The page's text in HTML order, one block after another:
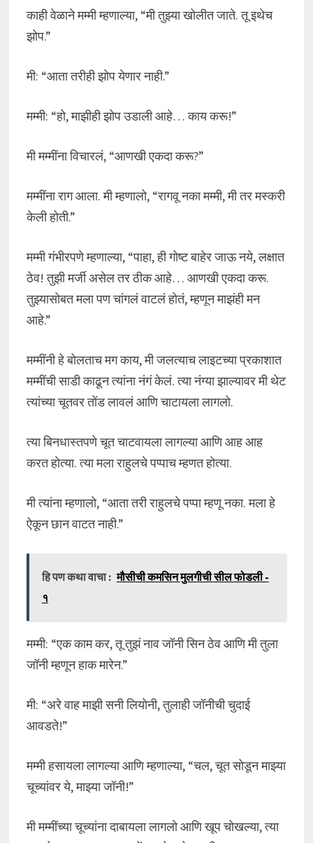
काही वेळाने मम्मी म्हणाल्या, “मी तुझ्या खोलीत जाते. तू इथेच
झोप.”
मी: “आता तरीही झोप येणार नाही.”
मम्मी: “हो, माझीही झोप उडाली आहे… काय करू!”
मी मम्मींना विचारलं, “आणखी एकदा करू?”
मम्मींना राग आला. मी म्हणालो, “रागवू नका मम्मी, मी तर मस्करी
केली होती.”
मम्मी गंभीरपणे म्हणाल्या, “पाहा, ही गोष्ट बाहेर जाऊ नये, लक्षात
ठेव! तुझी मर्जी असेल तर ठीक आहे… आणखी एकदा करू.
तुझ्यासोबत मला पण चांगलं वाटलं होतं, म्हणून माझंही मन
आहे.”
मम्मींनी हे बोलताच मग काय, मी जलत्याच लाइटच्या प्रकाशात
मम्मींची साडी काढून त्यांना नंगं केलं. त्या नंग्या झाल्यावर मी थेट
त्यांच्या चूतवर तोंड लावलं आणि चाटायला लागलो.
त्या बिनधास्तपणे चूत चाटवायला लागल्या आणि आह आह
करत होत्या. त्या मला राहुलचे पप्पाच म्हणत होत्या.
मी त्यांना म्हणालो, “आता तरी राहुलचे पप्पा म्हणू नका. मला हे
ऐकून छान वाटत नाही.”
हि पण कथा वाचा : मौसीची कमसिन मुलगीची सील फोडली -
१
मम्मी: “एक काम कर, तू तुझं नाव जॉनी सिन ठेव आणि मी तुला
जॉनी म्हणून हाक मारेन.”
मी: “अरे वाह माझी सनी लियोनी, तुलाही जॉनीची चुदाई
आवडते!”
मम्मी हसायला लागल्या आणि म्हणाल्या, “चल, चूत सोडून माझ्या
चूच्यांवर ये, माझ्या जॉनी!”
मी मम्मींच्या चूच्यांना दाबायला लागलो आणि खूप चोखल्या, त्या